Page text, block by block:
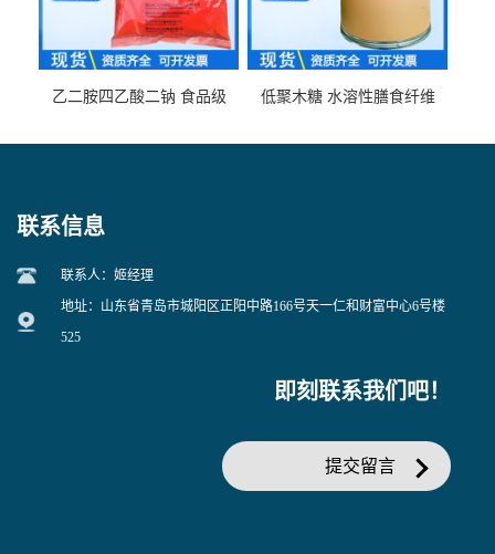
乙二胺四乙酸二钠 食品级
低聚木糖 水溶性膳食纤维
联系信息
联系人：姬经理
地址：山东省青岛市城阳区正阳中路166号天一仁和财富中心6号楼
525
即刻联系我们吧！
提交留言